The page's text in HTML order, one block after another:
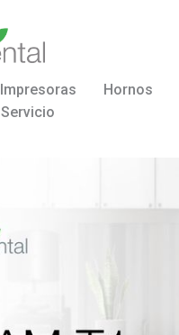
Impresoras
Hornos
Servicio